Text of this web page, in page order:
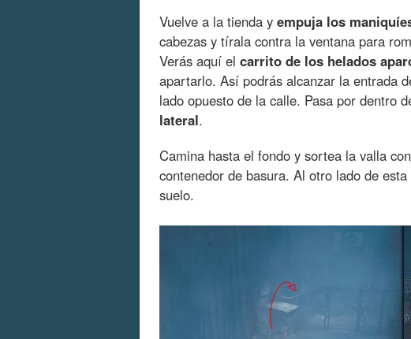
Vuelve a la tienda y empuja los
cabezas y tírala contra la ventana para
Verás aquí el carrito de los helados
apartarlo. Así podrás alcanzar la entrada
lado opuesto de la calle. Pasa por dentro
lateral.
Camina hasta el fondo y sortea la valla
contenedor de basura. Al otro lado de esta
suelo.